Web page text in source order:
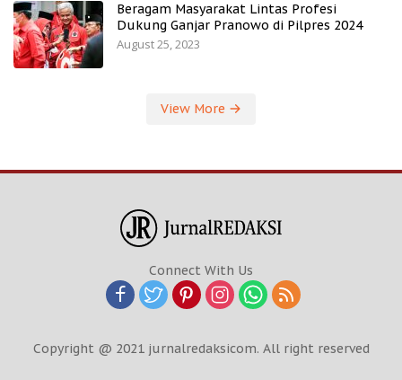
Beragam Masyarakat Lintas Profesi
Dukung Ganjar Pranowo di Pilpres 2024
August 25, 2023
View More
Connect With Us
Copyright @ 2021 jurnalredaksicom. All right reserved